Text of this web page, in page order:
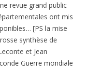
revue grand public
ont mis
[PS la mise
synthèse de
et Jean
Guerre mondiale